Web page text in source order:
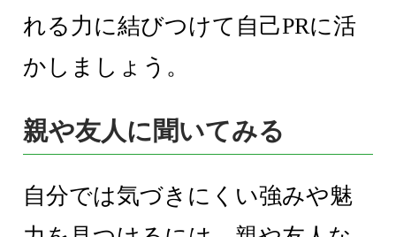
れる力に結びつけて自己PRに活
かしましょう。
親や友人に聞いてみる
自分では気づきにくい強みや魅